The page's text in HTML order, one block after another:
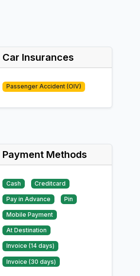
Car Insurances
Passenger Accident (OIV)
Payment Methods
Cash Creditcard
Pay in Advance Pin
Mobile Payment
At Destination
Invoice (14 days)
Invoice (30 days)